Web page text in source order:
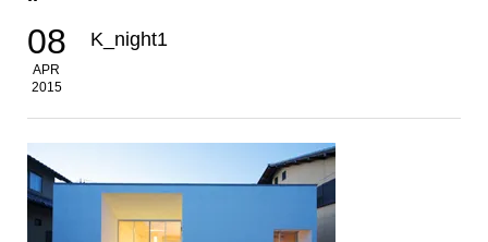
08
APR
2015
K_night1